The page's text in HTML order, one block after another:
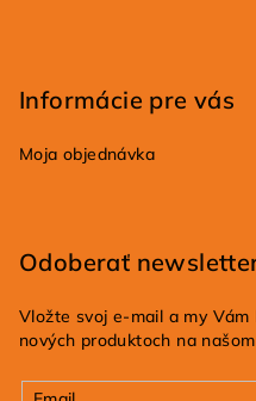
Informácie pre vás
Moja objednávka
Odoberať
Vložte svoj e-mail a my
nových produktoch na